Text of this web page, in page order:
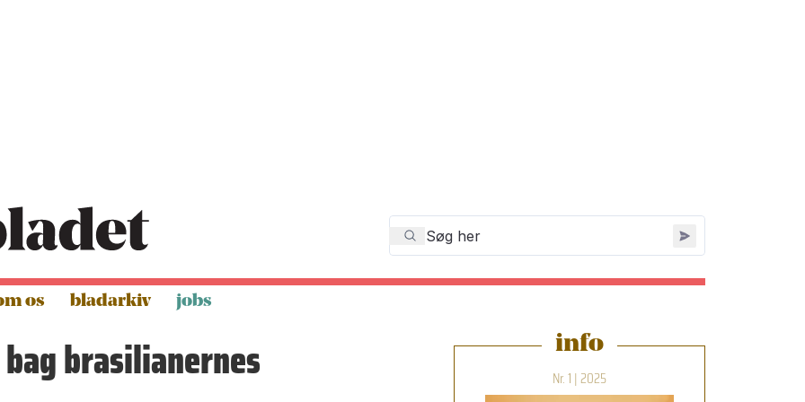
os bladarkiv jobs
brasilianernes info
Nr. 1 | 2025